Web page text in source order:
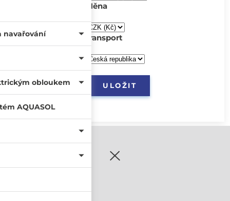
Měna
transport
navařování
obloukem
AQUASOL